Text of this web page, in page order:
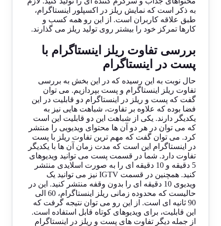
به ذکر است که نمایش ریلز در اکسپلور اینستاگرام،
طبق علاقه کاربران است. از این رو همه کسب و
کارها تمرکز خود را بیشتر روی تولید ریلز می گذارند.
بررسی تفاوت ریلز اینستاگرام با
پست در اینستاگرام
حال نوبت به این رسیده که در این بخش به بررسی
تفاوت ریلز اینستاگرام و پست بپردازیم. می توان
گفت که پست و ریلز در اینستاگرام دو قابلیت در این
فضا بوده که علاوه بر تفاوت، شباهت هایی نیز به
یکدیگر دارند. یکی از شباهت این دو قابلیت این است
که می توان در هر دو آن ها محتوای ویدیویی را منتشر
کرد. می توان گفت که مهم ترین تفاوت ریلز با پست
در اینستاگرام این است که مدت زمان آن ها با یکدیگر
تفاوت دارد. شما در قسمت پست می توانید ویدیوهای
5 دقیقه و 10 دقیقه ای را به صورت اسلایدی منتشر
کنید. همچنین در قسمت IGTV نیز می توانید یک
ویدیوی 10 دقیقه ای را بدون وقفه منتشر کنید. این در
حالیست که محدوده زمانی ریلز اینستاگرام، 60 الی
90 ثانیه ای است. از این رو می توان نتیجه گرفت که
این قابلیت، برای ویدیوهای کوتاه قابل استفاده است.
از جمله دیگر تفاوت های پست و ریلز در اینستاگرام